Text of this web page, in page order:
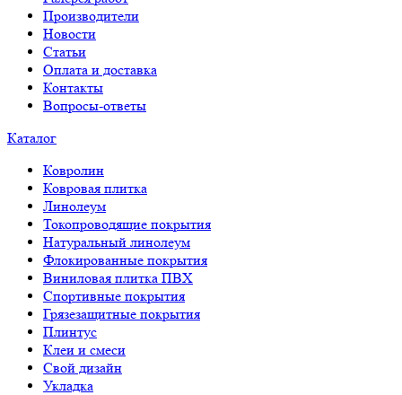
Производители
Новости
Статьи
Оплата и доставка
Контакты
Вопросы-ответы
Каталог
Ковролин
Ковровая плитка
Линолеум
Токопроводящие покрытия
Натуральный линолеум
Флокированные покрытия
Виниловая плитка ПВХ
Спортивные покрытия
Грязезащитные покрытия
Плинтус
Клеи и смеси
Свой дизайн
Укладка